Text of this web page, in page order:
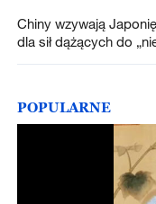
Chiny wzywają
dla sił dążących do
POPULARNE